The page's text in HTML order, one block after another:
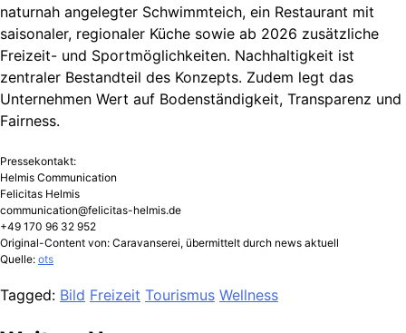
naturnah angelegter Schwimmteich, ein Restaurant mit
saisonaler, regionaler Küche sowie ab 2026 zusätzliche
Freizeit- und Sportmöglichkeiten. Nachhaltigkeit ist
zentraler Bestandteil des Konzepts. Zudem legt das
Unternehmen Wert auf Bodenständigkeit, Transparenz und
Fairness.
Pressekontakt:
Helmis Communication
Felicitas Helmis
communication@felicitas-helmis.de
+49 170 96 32 952
Original-Content von: Caravanserei, übermittelt durch news aktuell
Quelle: ots
Tagged: Bild Freizeit Tourismus Wellness